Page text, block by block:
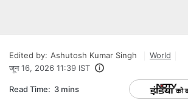
Edited by: Ashutosh Kumar Singh
World
जून 16, 2026 11:39 IST
Read Time: 3 mins